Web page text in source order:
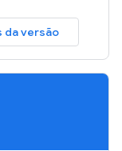
da versão